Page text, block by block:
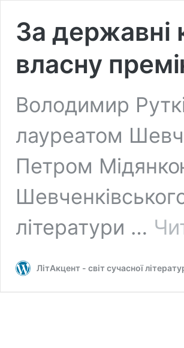
За державні
власну
Володимир
лауреатом
Петром
літератури …
ЛітАкцент - світ сучасної